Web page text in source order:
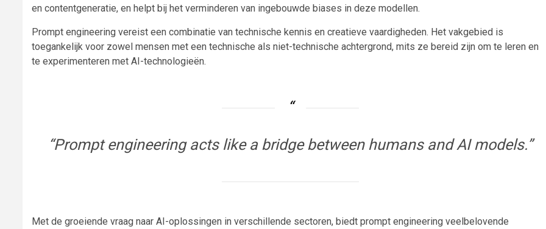
en contentgeneratie, en helpt bij het verminderen van ingebouwde biases in deze modellen.
Prompt engineering vereist een combinatie van technische kennis en creatieve vaardigheden. Het vakgebied is
toegankelijk voor zowel mensen met een technische als niet-technische achtergrond, mits ze bereid zijn om te leren en
te experimenteren met AI-technologieën.
“Prompt engineering acts like a bridge between humans and AI models.”
Met de groeiende vraag naar AI-oplossingen in verschillende sectoren, biedt prompt engineering veelbelovende